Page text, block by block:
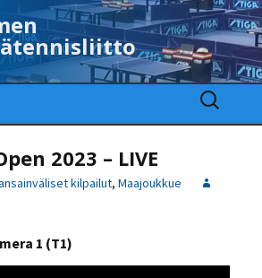
Haku:
2023 – LIVE
kilpailut, Maajoukkue
1 (T1)